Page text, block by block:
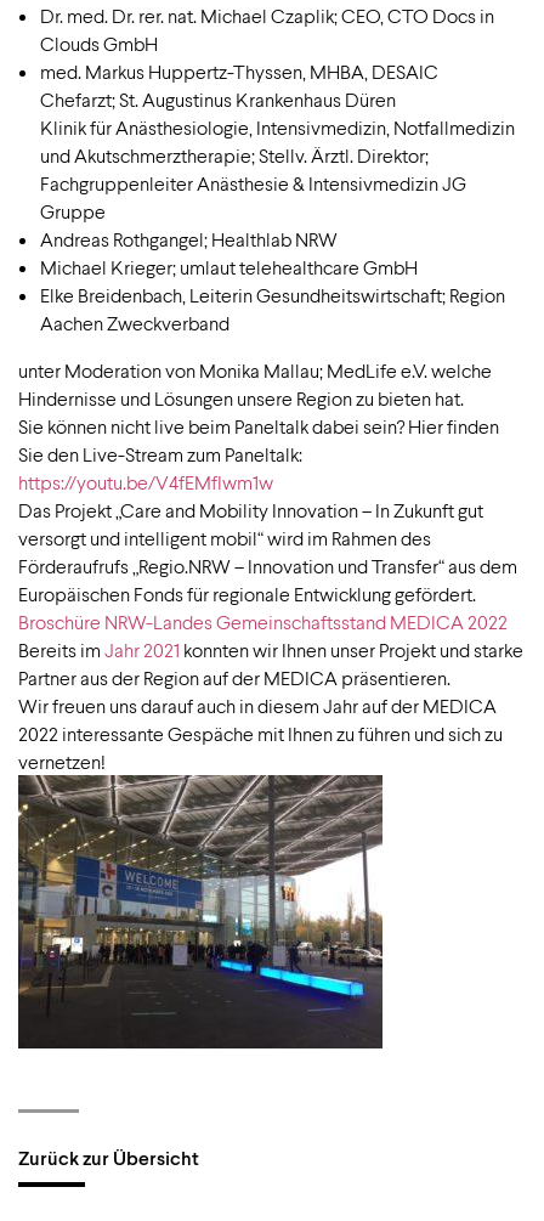
Dr. med. Dr. rer. nat. Michael Czaplik; CEO, CTO Docs in
Clouds GmbH
med. Markus Huppertz-Thyssen, MHBA, DESAIC
Chefarzt; St. Augustinus Krankenhaus Düren
Klinik für Anästhesiologie, Intensivmedizin, Notfallmedizin
und Akutschmerztherapie; Stellv. Ärztl. Direktor;
Fachgruppenleiter Anästhesie & Intensivmedizin JG
Gruppe
Andreas Rothgangel; Healthlab NRW
Michael Krieger; umlaut telehealthcare GmbH
Elke Breidenbach, Leiterin Gesundheitswirtschaft; Region
Aachen Zweckverband
unter Moderation von Monika Mallau; MedLife e.V. welche
Hindernisse und Lösungen unsere Region zu bieten hat.
Sie können nicht live beim Paneltalk dabei sein? Hier finden
Sie den Live-Stream zum Paneltalk:
https://youtu.be/V4fEMfIwm1w
Das Projekt „Care and Mobility Innovation – In Zukunft gut
versorgt und intelligent mobil“ wird im Rahmen des
Förderaufrufs „Regio.NRW – Innovation und Transfer“ aus dem
Europäischen Fonds für regionale Entwicklung gefördert.
Broschüre NRW-Landes Gemeinschaftsstand MEDICA 2022
Bereits im Jahr 2021 konnten wir Ihnen unser Projekt und starke
Partner aus der Region auf der MEDICA präsentieren.
Wir freuen uns darauf auch in diesem Jahr auf der MEDICA
2022 interessante Gespäche mit Ihnen zu führen und sich zu
vernetzen!
Zurück zur Übersicht